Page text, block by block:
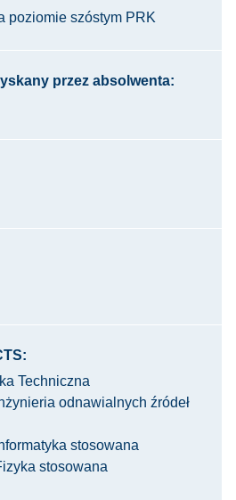
poziomie szóstym PRK
przez absolwenta:
Techniczna
odnawialnych źródeł
stosowana
stosowana